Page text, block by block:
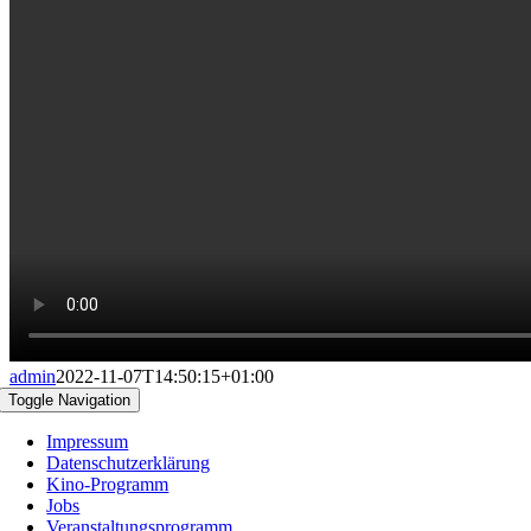
admin2022-11-07T14:50:15+01:00
Toggle Navigation
Impressum
Datenschutzerklärung
Kino-Programm
Jobs
Veranstaltungsprogramm